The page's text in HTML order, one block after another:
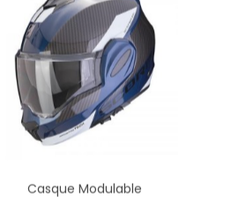
Casque Modulable